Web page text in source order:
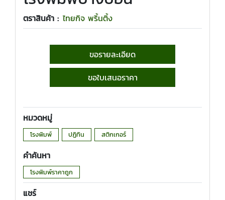
ตราสินค้า : ไทยกิจ พริ้นติ้ง
ขอรายละเอียด
ขอใบเสนอราคา
หมวดหมู่
โรงพิมพ์ ปฏิทิน สติกเกอร์
คำค้นหา
โรงพิมพ์ราคาถูก
แชร์